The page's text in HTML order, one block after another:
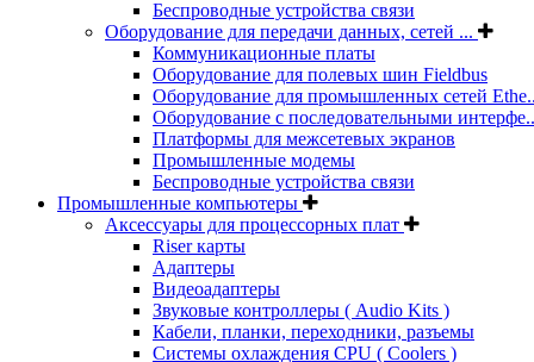
Беспроводные устройства связи
Оборудование для передачи данных, сетей ...
Коммуникационные платы
Оборудование для полевых шин Fieldbus
Оборудование для промышленных сетей
Оборудование с последовательными
Платформы для межсетевых экранов
Промышленные модемы
Беспроводные устройства связи
Промышленные компьютеры
Аксессуары для процессорных плат
Riser карты
Адаптеры
Видеоадаптеры
Звуковые контроллеры ( Audio Kits )
Кабели, планки, переходники, разъемы
Системы охлаждения CPU ( Coolers )